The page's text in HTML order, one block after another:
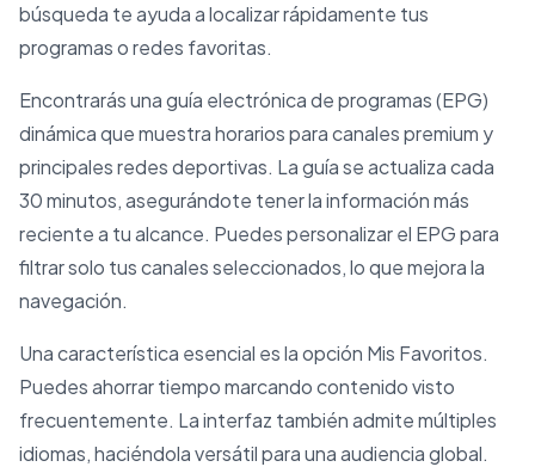
búsqueda te ayuda a localizar rápidamente tus
programas o redes favoritas.
Encontrarás una guía electrónica de programas (EPG)
dinámica que muestra horarios para canales premium y
principales redes deportivas. La guía se actualiza cada
30 minutos, asegurándote tener la información más
reciente a tu alcance. Puedes personalizar el EPG para
filtrar solo tus canales seleccionados, lo que mejora la
navegación.
Una característica esencial es la opción Mis Favoritos.
Puedes ahorrar tiempo marcando contenido visto
frecuentemente. La interfaz también admite múltiples
idiomas, haciéndola versátil para una audiencia global.